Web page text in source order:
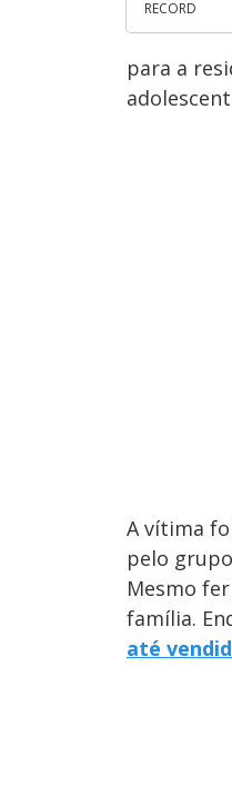
RECORD
para a
A vítima
pelo
Mesmo
família.
até